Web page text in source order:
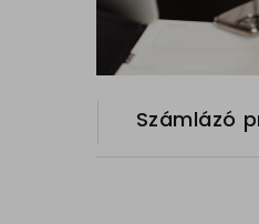
Számlázó